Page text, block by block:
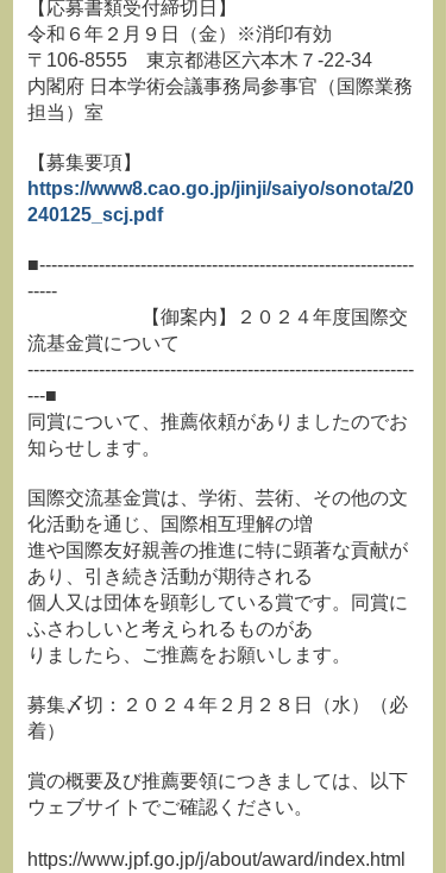
【応募書類受付締切日】
令和６年２月９日（金）※消印有効
〒106-8555 東京都港区六本木７-22-34
内閣府 日本学術会議事務局参事官（国際業務
担当）室
【募集要項】
https://www8.cao.go.jp/jinji/saiyo/sonota/20
240125_scj.pdf
■---------------------------------------------------------------
-----
【御案内】２０２４年度国際交
流基金賞について
-----------------------------------------------------------------
---■
同賞について、推薦依頼がありましたのでお
知らせします。
国際交流基金賞は、学術、芸術、その他の文
化活動を通じ、国際相互理解の増
進や国際友好親善の推進に特に顕著な貢献が
あり、引き続き活動が期待される
個人又は団体を顕彰している賞です。同賞に
ふさわしいと考えられるものがあ
りましたら、ご推薦をお願いします。
募集〆切：２０２４年２月２８日（水）（必
着）
賞の概要及び推薦要領につきましては、以下
ウェブサイトでご確認ください。
https://www.jpf.go.jp/j/about/award/index.html